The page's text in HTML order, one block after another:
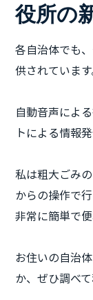
役所の
各自治体でも
供されています
自動音声によ
トによる情報
私は粗大ごみ
からの操作で
非常に簡単で便
お住いの自治
か、ぜひ調べ